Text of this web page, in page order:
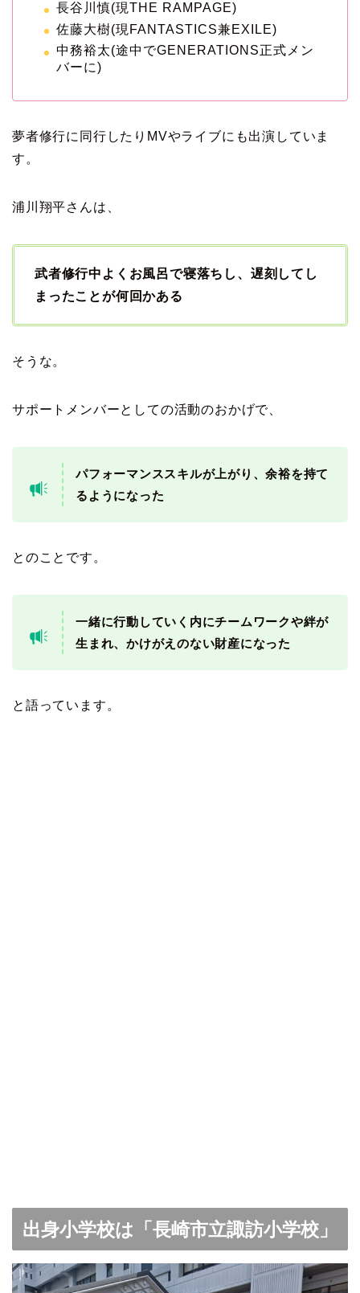
長谷川慎(現THE RAMPAGE)
佐藤大樹(現FANTASTICS兼EXILE)
中務裕太(途中でGENERATIONS正式メン
バーに)
夢者修行に同行したりMVやライブにも出演していま
す。
浦川翔平さんは、
武者修行中よくお風呂で寝落ちし、遅刻してし
まったことが何回かある
そうな。
サポートメンバーとしての活動のおかげで、
パフォーマンススキルが上がり、余裕を持て
るようになった
とのことです。
一緒に行動していく内にチームワークや絆が
生まれ、かけがえのない財産になった
と語っています。
出身小学校は「長崎市立諏訪小学校」